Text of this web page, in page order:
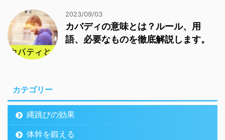
2023/09/03
カバディの意味とは？ルール、用
語、必要なものを徹底解説します。
カテゴリー
縄跳びの効果
体幹を鍛える